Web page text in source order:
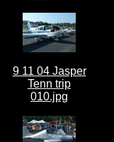
9 11 04 Jasper
Tenn trip
010.jpg